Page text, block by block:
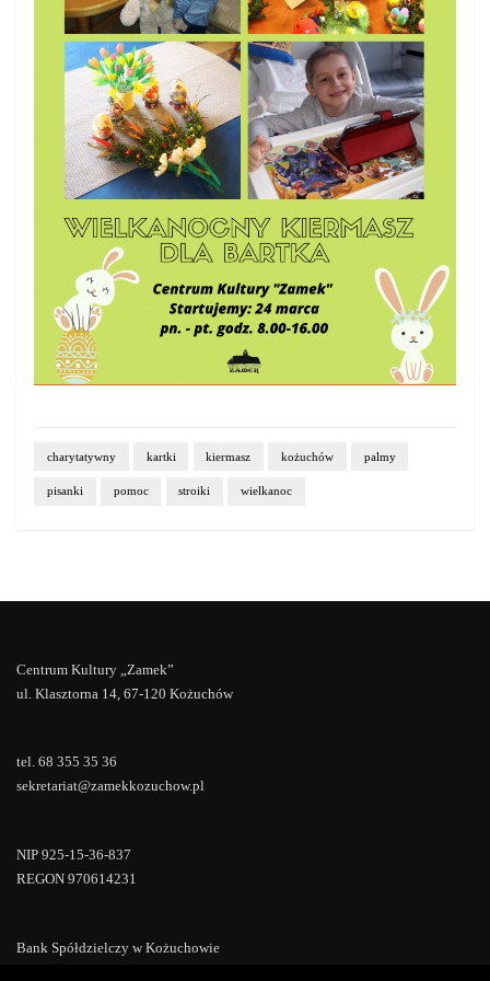
charytatywny kartki kiermasz kożuchów palmy
pisanki pomoc stroiki wielkanoc
Centrum Kultury „Zamek”
ul. Klasztorna 14, 67-120 Kożuchów
tel. 68 355 35 36
sekretariat@zamekkozuchow.pl
NIP 925-15-36-837
REGON 970614231
Bank Spółdzielczy w Kożuchowie